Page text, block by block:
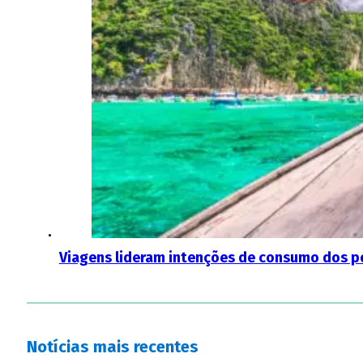
Viagens lideram intenções de consumo dos
Notícias mais recentes